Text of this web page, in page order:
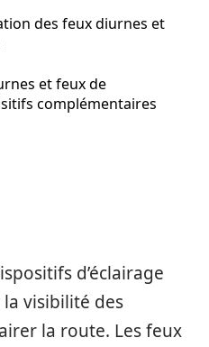
des feux diurnes et
et feux de
complémentaires
d’éclairage
visibilité des
la route. Les feux